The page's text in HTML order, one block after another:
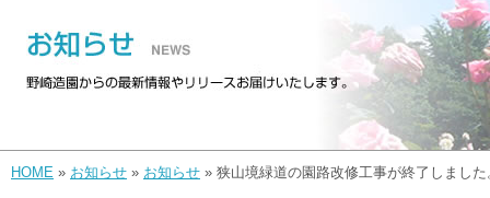
HOME » お知らせ » お知らせ » 狭山境緑道の園路改修工事が終了しました